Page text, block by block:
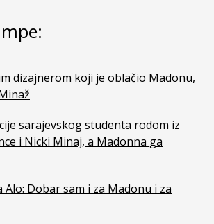
dizajnerom koji je oblačio Madonu,
sarajevskog studenta rodom iz
i Nicki Minaj, a Madonna ga
Alo: Dobar sam i za Madonu i za